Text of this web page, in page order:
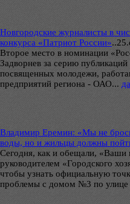
Новгородские журналисты в
конкурса «Патриот России»..
Второе место в номинации
Задворнев за серию
посвященных молодежи,
предприятий региона - ОАО...
Владимир Еремин: «Мы не
воды, но и жильцы должны
Сегодня, как и обещали, «Ваши
руководителем «Городского
чтобы узнать официальную
проблемы с домом №3 по улице